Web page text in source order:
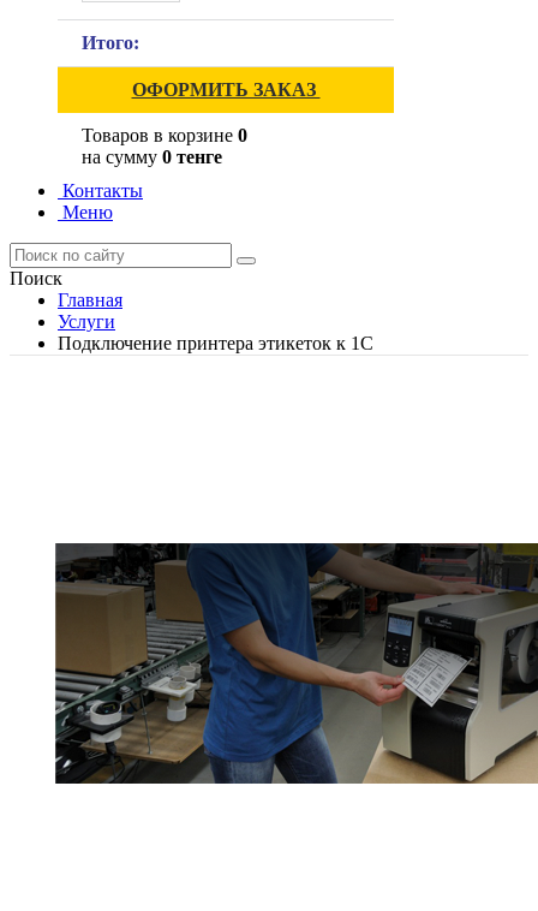
Итого:
ОФОРМИТЬ ЗАКАЗ
Товаров в корзине 0
на сумму 0 тенге
Контакты
Меню
Поиск
Главная
Услуги
Подключение принтера этикеток к 1С